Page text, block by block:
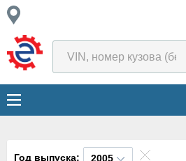
Год выпуска: 2005